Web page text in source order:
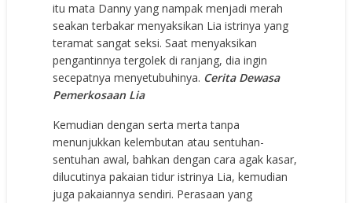
itu mata Danny yang nampak menjadi merah
seakan terbakar menyaksikan Lia istrinya yang
teramat sangat seksi. Saat menyaksikan
pengantinnya tergolek di ranjang, dia ingin
secepatnya menyetubuhinya. Cerita Dewasa
Pemerkosaan Lia
Kemudian dengan serta merta tanpa
menunjukkan kelembutan atau sentuhan-
sentuhan awal, bahkan dengan cara agak kasar,
dilucutinya pakaian tidur istrinya Lia, kemudian
juga pakaiannya sendiri. Perasaan yang